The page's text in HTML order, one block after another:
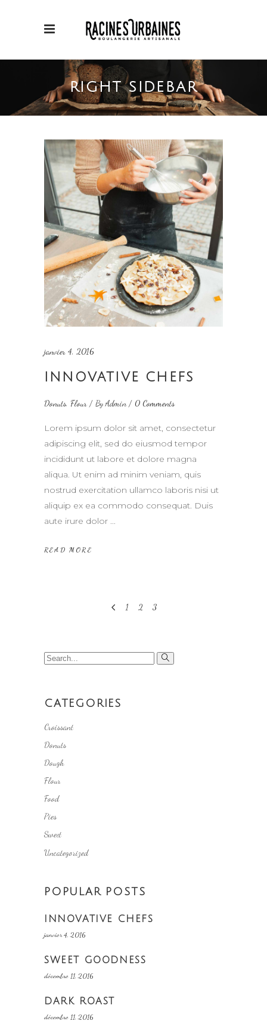
RIGHT SIDEBAR
janvier 4, 2016
INNOVATIVE CHEFS
Donuts, Flour ByAdmin 0 Comments
Lorem ipsum dolor sit amet, consectetur
adipiscing elit, sed do eiusmod tempor
incididunt ut labore et dolore magna
aliqua. Ut enim ad minim veniam, quis
nostrud exercitation ullamco laboris nisi ut
aliquip ex ea commodo consequat. Duis
aute irure dolor
READ MORE
1 2 3
Search
CATEGORIES
Croissant
Donuts
Dough
Flour
Food
Pies
Sweet
Uncategorized
POPULAR POSTS
INNOVATIVE CHEFS
janvier 4, 2016
SWEET GOODNESS
décembre 11, 2016
DARK ROAST
décembre 11, 2016